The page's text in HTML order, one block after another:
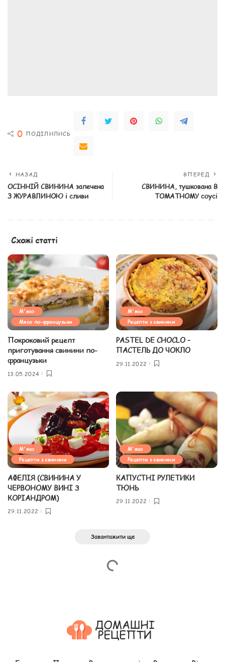
0 ПОДІЛИЛИСЬ
НАЗАД
ОСІННІЙ СВИНИНА запечена
З ЖУРАВЛИНОЮ і сливи
ВПЕРЕД
СВИНИНА, тушкована В
ТОМАТНОМУ соусі
Схожі статті
М'ясо
Мясо по-французьки
Покроковий рецепт
приготування свинини по-
французьки
13.05.2024
М'ясо
Рецепти з свинини
PASTEL DE CHOCLO –
ПАСТЕЛЬ ДО ЧОКЛО
29.11.2022
М'ясо
Рецепти з свинини
АФЕЛІЯ (СВИНИНА У
ЧЕРВОНОМУ ВИНІ З
КОРІАНДРОМ)
29.11.2022
М'ясо
Рецепти з свинини
КАПУСТНІ РУЛЕТИКИ
ТЮНЬ
29.11.2022
Завантажити ще